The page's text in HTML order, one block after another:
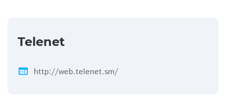
Telenet
web http://web.telenet.sm/